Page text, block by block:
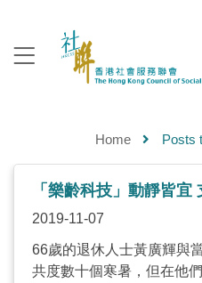
Home Posts
「樂齡科技」動靜皆
2019-11-07
66歲的退休人士黃廣輝與
共度數十個寒暑，但在他